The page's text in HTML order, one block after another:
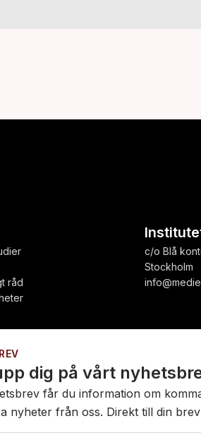
dig på vårt
får du information om
nyheter från oss. Direkt till din
råd
c/o Blå
Stockholm